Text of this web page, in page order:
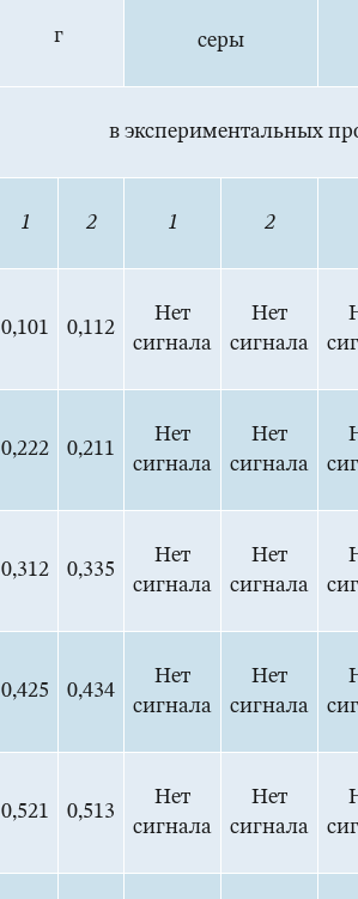
г серы
в экспериментальных
1 2 1 2
0,101 0,112
Нет
сигнала
Нет
сигнала
0,222 0,211
Нет
сигнала
Нет
сигнала
0,312 0,335
Нет
сигнала
Нет
сигнала
0,425 0,434
Нет
сигнала
Нет
сигнала
0,521 0,513
Нет
сигнала
Нет
сигнала